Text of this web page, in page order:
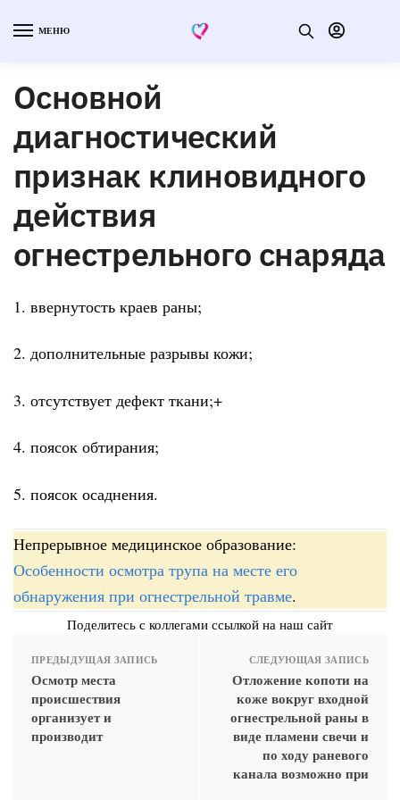
МЕНЮ
Основной
диагностический
признак клиновидного
действия
огнестрельного снаряда
1. ввернутость краев раны;
2. дополнительные разрывы кожи;
3. отсутствует дефект ткани;+
4. поясок обтирания;
5. поясок осаднения.
Непрерывное медицинское образование:
Особенности осмотра трупа на месте его
обнаружения при огнестрельной травме.
Поделитесь с коллегами ссылкой на наш сайт
ПРЕДЫДУЩАЯ ЗАПИСЬ
Осмотр места
происшествия
организует и
производит
СЛЕДУЮЩАЯ ЗАПИСЬ
Отложение копоти на
коже вокруг входной
огнестрельной раны в
виде пламени свечи и
по ходу раневого
канала возможно при